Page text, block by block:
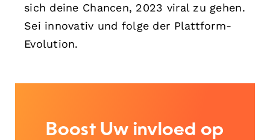
sich deine Chancen, 2023 viral zu gehen.
Sei innovativ und folge der Plattform-
Evolution.
Boost Uw invloed op